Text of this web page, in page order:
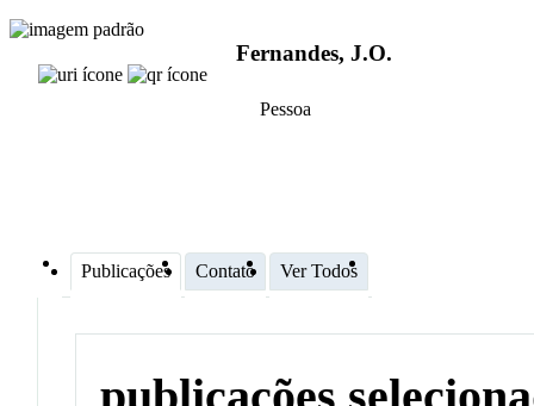
Fernandes, J.O.
Pessoa
Publicações Contato Ver Todos